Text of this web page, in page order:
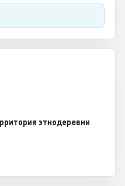
этнодеревни